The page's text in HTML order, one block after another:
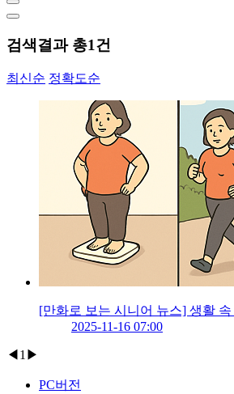
검색결과 총1건
최신순 정확도순
[만화로 보는 시니어 뉴스] 생활
2025-11-16 07:00
◀ 1 ▶
PC버전